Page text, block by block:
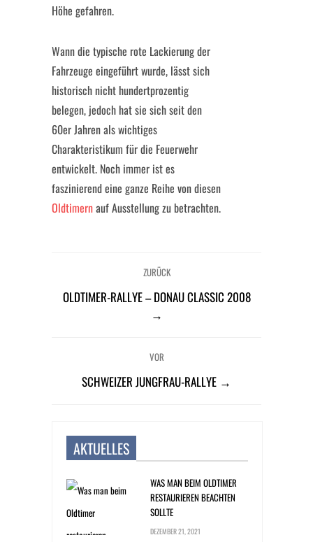
Höhe gefahren.
Wann die typische rote Lackierung der
Fahrzeuge eingeführt wurde, lässt sich
historisch nicht hundertprozentig
belegen, jedoch hat sie sich seit den
60er Jahren als wichtiges
Charakteristikum für die Feuerwehr
entwickelt. Noch immer ist es
faszinierend eine ganze Reihe von diesen
Oldtimernauf Ausstellung zu betrachten.
ZURÜCK
OLDTIMER-RALLYE – DONAU CLASSIC 2008
→
VOR
SCHWEIZER JUNGFRAU-RALLYE →
AKTUELLES
WAS MAN BEIM OLDTIMER
RESTAURIEREN BEACHTEN
SOLLTE
DEZEMBER 21, 2021